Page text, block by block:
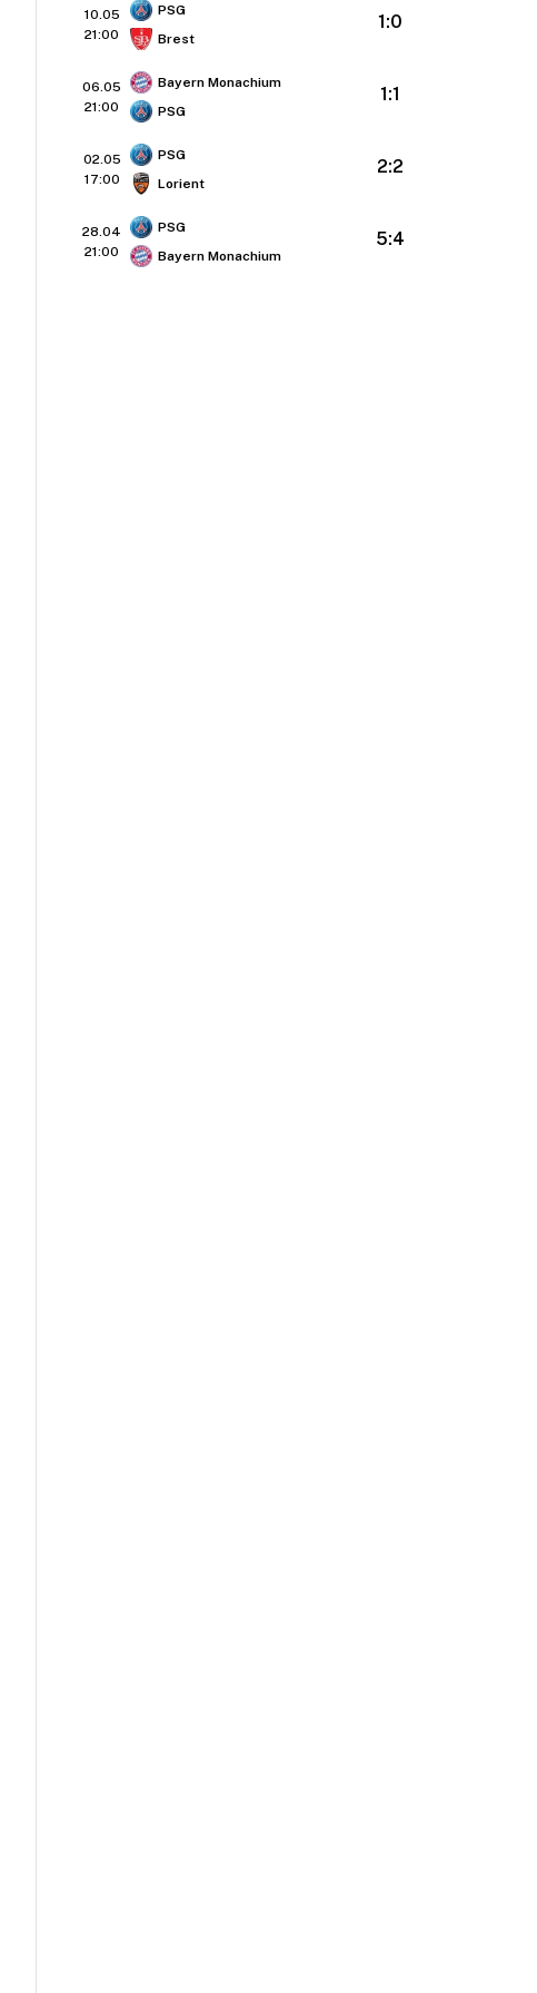
10.05
21:00
PSG
Brest
1:0
06.05
21:00
Bayern Monachium
PSG
1:1
02.05
17:00
PSG
Lorient
2:2
28.04
21:00
PSG
Bayern Monachium
5:4